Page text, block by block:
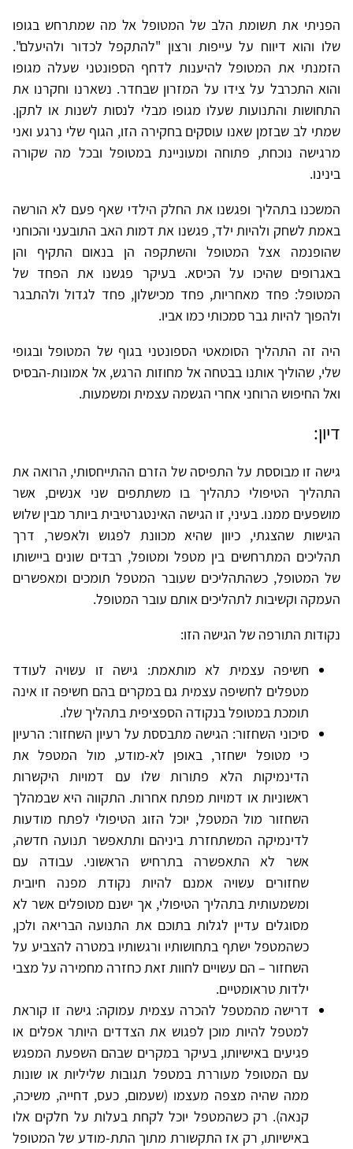
הפניתי את תשומת הלב של המטופל אל מה שמתרחש בגופו
שלו והוא דיווח על עייפות ורצון "להתקפל לכדור ולהיעלם".
הזמנתי את המטופל להיענות לדחף הספונטני שעלה מגופו
והוא התכרבל על צידו על המזרון שבחדר. נשארנו וחקרנו את
התחושות והתנועות שעלו מגופו מבלי לנסות לשנות או לתקן.
שמתי לב שבזמן שאנו עוסקים בחקירה הזו, הגוף שלי נרגע ואני
מרגישה נוכחת, פתוחה ומעוניינת במטופל ובכל מה שקורה
בינינו.
המשכנו בתהליך ופגשנו את החלק הילדי שאף פעם לא הורשה
באמת לשחק ולהיות ילד, פגשנו את דמות האב התובעני והכוחני
שהופנמה אצל המטופל והשתקפה הן בנאום התקיף והן
באגרופים שהיכו על הכיסא. בעיקר פגשנו את הפחד של
המטופל: פחד מאחריות, פחד מכישלון, פחד לגדול ולהתבגר
ולהפוך להיות גבר סמכותי כמו אביו.
היה זה התהליך הסומאטי הספונטני בגוף של המטופל ובגופי
שלי, שהוליך אותנו בבטחה אל מחוזות הרגש, אל אמונות-הבסיס
ואל החיפוש הרוחני אחרי הגשמה עצמית ומשמעות.
דיון:
גישה זו מבוססת על התפיסה של הזרם ההתייחסותי, הרואה את
התהליך הטיפולי כתהליך בו משתתפים שני אנשים, אשר
מושפעים ממנו. בעיני, זו הגישה האינטגרטיבית ביותר מבין שלוש
הגישות שהצגתי, כיוון שהיא מכוונת לפגוש ולאפשר, דרך
תהליכים המתרחשים בין מטפל ומטופל, רבדים שונים ביישותו
של המטופל, כשהתהליכים שעובר המטפל תומכים ומאפשרים
העמקה וקשיבות לתהליכים אותם עובר המטופל.
נקודות התורפה של הגישה הזו:
חשיפה עצמית לא מותאמת: גישה זו עשויה לעודד
מטפלים לחשיפה עצמית גם במקרים בהם חשיפה זו אינה
תומכת במטופל בנקודה הספציפית בתהליך שלו.
סיכוני השחזור: הגישה מתבססת על רעיון השחזור: הרעיון
כי מטופל ישחזר, באופן לא-מודע, מול המטפל את
הדינמיקות הלא פתורות שלו עם דמויות היקשרות
ראשוניות או דמויות מפתח אחרות. התקווה היא שבמהלך
השחזור מול המטפל, יוכל הזוג הטיפולי לפתח מודעות
לדינמיקה המשתחזרת ביניהם ותתאפשר תנועה חדשה,
אשר לא התאפשרה בתרחיש הראשוני. עבודה עם
שחזורים עשויה אמנם להיות נקודת מפנה חיובית
ומשמעותית בתהליך הטיפולי, אך ישנם מטופלים אשר לא
מסוגלים עדיין לגלות בתוכם את התנועה הבריאה ולכן,
כשהמטפל ישתף בתחושותיו ורגשותיו במטרה להצביע על
השחזור – הם עשויים לחוות זאת כחזרה מחמירה על מצבי
ילדות טראומטיים.
דרישה מהמטפל להכרה עצמית עמוקה: גישה זו קוראת
למטפל להיות מוכן לפגוש את הצדדים היותר אפלים או
פגיעים באישיותו, בעיקר במקרים שבהם השפעת המפגש
עם המטופל מעוררת במטפל תגובות שליליות או שונות
ממה שהיה מצפה מעצמו (שעמום, כעס, דחייה, משיכה,
קנאה). רק כשהמטפל יוכל לקחת בעלות על חלקים אלו
באישיותו, רק אז התקשורת מתוך התת-מודע של המטופל